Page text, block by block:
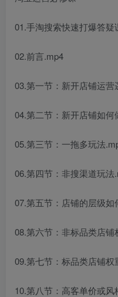
01.手淘搜索快速打爆答疑
02.前言.mp4
03.第一节：新开店铺运营
04.第二节：新开店铺如何
05.第三节：一拖多玩法
06.第四节：非搜渠道玩法
07.第五节：店铺的层级如
08.第六节：非标品类店铺
09.第七节：标品类店铺权
10.第八节：高客单价或